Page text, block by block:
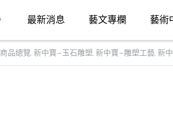
最新消息 藝文專欄 藝術
商品總覽, 新中寶—玉石雕塑, 新中寶—雕塑工藝, 新